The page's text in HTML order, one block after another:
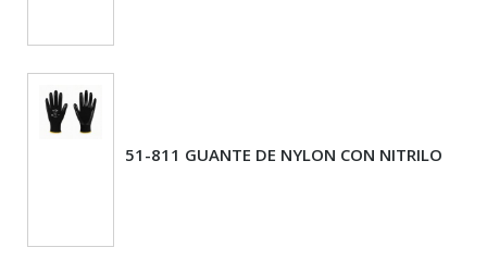
51-811 GUANTE DE NYLON CON NITRILO